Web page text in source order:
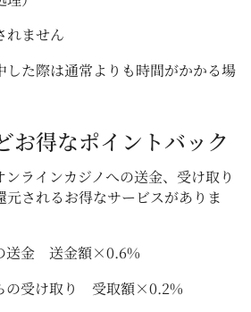
れません
した際は通常よりも時間がかかる場
お得なポイントバック
ラインカジノへの送金、受け取り
元されるお得なサービスがありま
送金 送金額×0.6%
の受け取り 受取額×0.2%